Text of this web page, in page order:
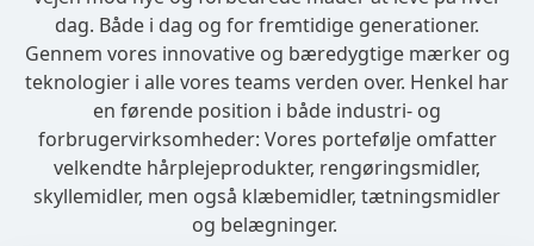
dag. Både i dag og for fremtidige generationer.
Gennem vores innovative og bæredygtige mærker og
teknologier i alle vores teams verden over. Henkel har
en førende position i både industri- og
forbrugervirksomheder: Vores portefølje omfatter
velkendte hårplejeprodukter, rengøringsmidler,
skyllemidler, men også klæbemidler, tætningsmidler
og belægninger.